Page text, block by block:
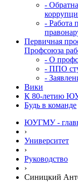
-
- Работа
Первичная
Профсоюза
- О
- ППО
-
Вики
К 80-летию
Будь в команде
ЮУГМУ -
›
Университет
›
Руководство
›
Синицкий